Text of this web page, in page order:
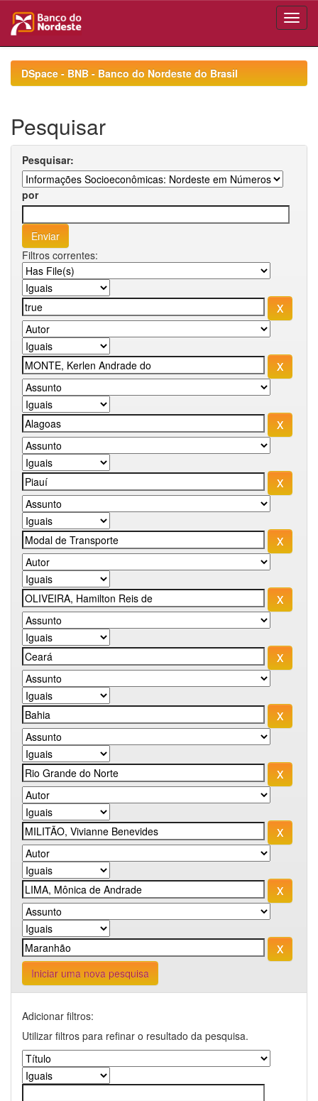
navigationDSpace - BNB - Banco do Nordeste do Brasil
Pesquisar
Pesquisar:
por
Filtros correntes:
Iniciar uma nova pesquisa
Adicionar filtros:
Utilizar filtros para refinar o resultado da pesquisa.